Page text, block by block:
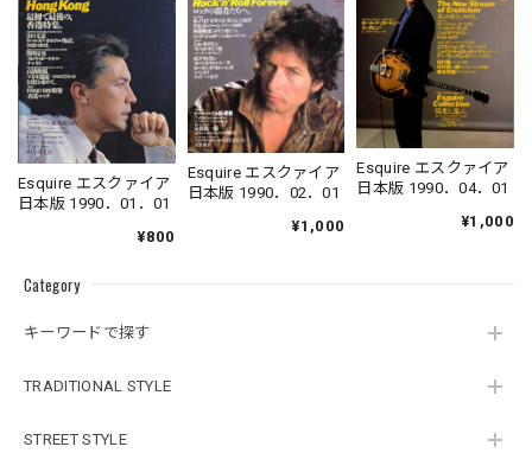
Category
キーワードで探す
TRADITIONAL STYLE
STREET STYLE
Esquire エスクァイア
日本版 1990．01．01
¥800
Esquire エスクァイア
日本版 1990．02．01
¥1,000
Esquire エスクァイア
日本版 1990．04．01
¥1,000